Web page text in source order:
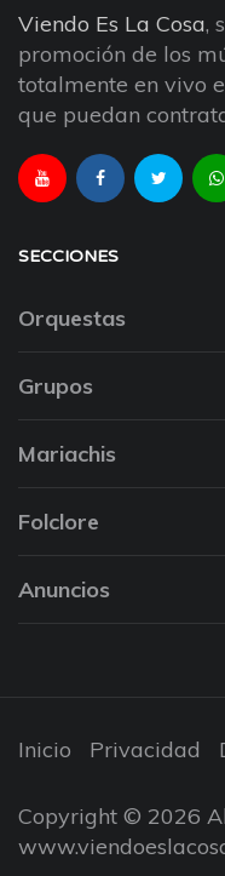
Viendo Es La Cosa,
promoción de los
totalmente en vivo
que puedan
SECCIONES
Orquestas
Grupos
Mariachis
Folclore
Anuncios
Inicio Privacidad
Copyright © 2026